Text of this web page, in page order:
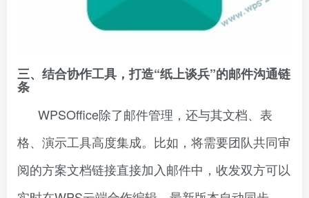
三、结合协作工具，打造“纸上谈兵”的邮件沟通链
条
WPSOffice除了邮件管理，还与其文档、表
格、演示工具高度集成。比如，将需要团队共同审
阅的方案文档链接直接加入邮件中，收发双方可以